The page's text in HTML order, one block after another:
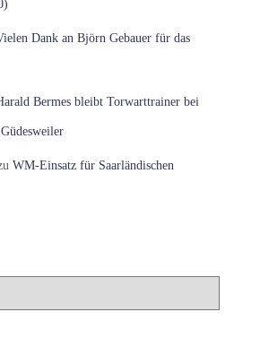
Dank an Björn Gebauer für das
Bermes bleibt Torwarttrainer bei
WM-Einsatz für Saarländischen